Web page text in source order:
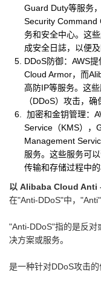
Guard Duty等服务
Security Command
务和安全中心。这
成安全日誌，以便
DDoS防御：AWS
Cloud Armor，而
高防IP等服务。这
（DDoS）攻击，
加密和金钥管理：
Service（KMS），
Management
服务。这些服务可
传输和存储过程中的
以 Alibaba Cloud Anti
在"Anti-DDoS"中，
"Anti-DDoS"指的是反对
决方案或服务。
是一种针对DDoS攻击的